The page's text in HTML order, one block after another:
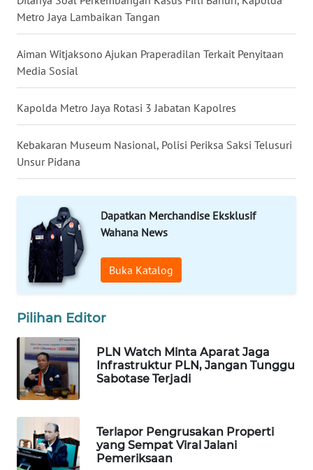
Metro Jaya Lambaikan Tangan
Aiman Witjaksono Ajukan Praperadilan Terkait Penyitaan
Media Sosial
Kapolda Metro Jaya Rotasi 3 Jabatan Kapolres
Kebakaran Museum Nasional, Polisi Periksa Saksi Telusuri
Unsur Pidana
Dapatkan Merchandise Eksklusif
Wahana News
Buka Katalog
Pilihan Editor
PLN Watch Minta Aparat Jaga
Infrastruktur PLN, Jangan Tunggu
Sabotase Terjadi
Terlapor Pengrusakan Properti
yang Sempat Viral Jalani
Pemeriksaan
WN
KARO
WN
SIMALUNGUN
WN
LABUHANBATU
WN
WN DELI
SERDANG
WN
TEBING
WN
PAKPAK
WN
WN
BEKASI